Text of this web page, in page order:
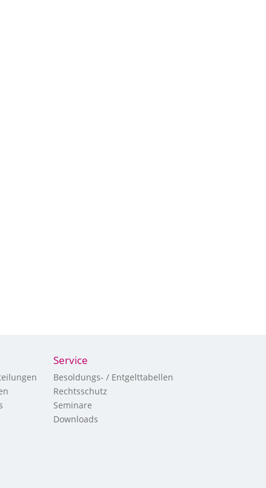
Service
Besoldungs- / Entgelttabellen
Rechtsschutz
Seminare
Downloads